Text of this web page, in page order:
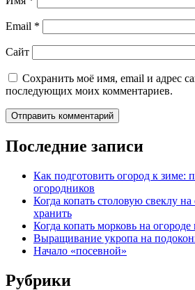
Email *
Сайт
Сохранить моё имя, email и адрес
последующих моих комментариев.
Последние записи
Как подготовить огород к зиме:
огородников
Когда копать столовую свеклу
хранить
Когда копать морковь на
Выращивание укропа на
Начало «посевной»
Рубрики